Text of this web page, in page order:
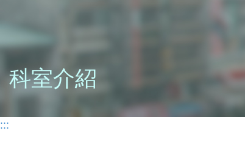
科室介紹
:::